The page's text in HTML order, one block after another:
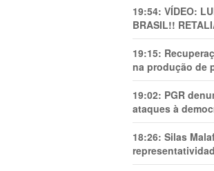
19:54: VÍDEO:
BRASIL!!
19:15:
na produção de
19:02: PGR
ataques à
18:26: Silas